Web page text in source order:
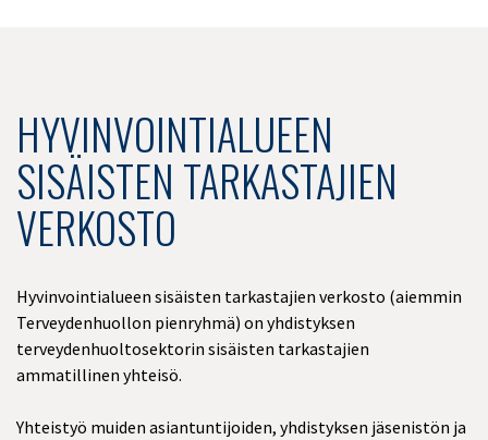
HYVINVOINTIALUEEN
SISÄISTEN TARKASTAJIEN
VERKOSTO
Hyvinvointialueen sisäisten tarkastajien verkosto (aiemmin
Terveydenhuollon pienryhmä) on yhdistyksen
terveydenhuoltosektorin sisäisten tarkastajien
ammatillinen yhteisö.
Yhteistyö muiden asiantuntijoiden, yhdistyksen jäsenistön ja